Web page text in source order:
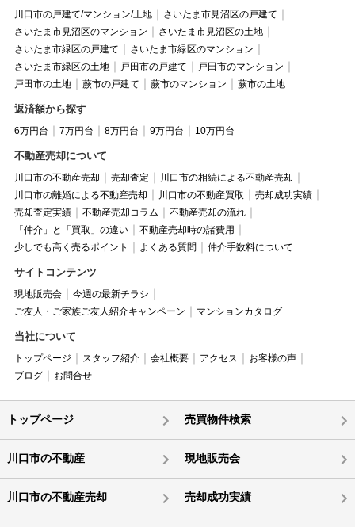
川口市の戸建て/マンション/土地
さいたま市見沼区の戸建て
さいたま市見沼区のマンション
さいたま市見沼区の土地
さいたま市緑区の戸建て
さいたま市緑区のマンション
さいたま市緑区の土地
戸田市の戸建て
戸田市のマンション
戸田市の土地
蕨市の戸建て 蕨市のマンション 蕨市の土地
返済額から探す
6万円台 7万円台 8万円台 9万円台 10万円台
不動産売却について
川口市の不動産売却 売却査定
川口市の相続による不動産売却
川口市の離婚による不動産売却
川口市の不動産買取
売却成功実績
売却査定実績
不動産売却コラム
不動産売却の流れ
「仲介」と「買取」の違い
不動産売却時の諸費用
少しでも高く売るポイント
よくある質問 仲介手数料について
サイトコンテンツ
現地販売会
今週の最新チラシ
ご友人・ご家族ご友人紹介キャンペーン
マンションカタログ
当社について
トップページ スタッフ紹介 会社概要 アクセス
お客様の声
ブログ
お問合せ
トップページ 売買物件検索
川口市の不動産 現地販売会
川口市の不動産売却 売却成功実績